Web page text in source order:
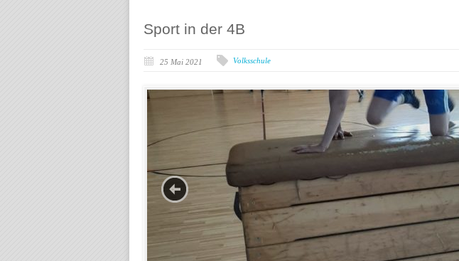
Sport in der 4B
25 Mai 2021 Volksschule